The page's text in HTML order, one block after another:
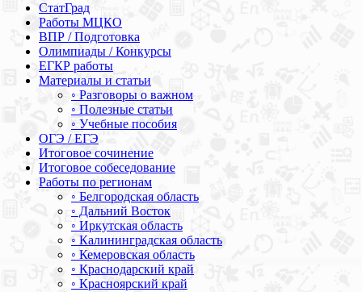
СтатГрад
Работы МЦКО
ВПР / Подготовка
Олимпиады / Конкурсы
ЕГКР работы
Материалы и статьи
◦ Разговоры о важном
◦ Полезные статьи
◦ Учебные пособия
ОГЭ / ЕГЭ
Итоговое сочинение
Итоговое собеседование
Работы по регионам
◦ Белгородская область
◦ Дальний Восток
◦ Иркутская область
◦ Калининградская область
◦ Кемеровская область
◦ Краснодарский край
◦ Красноярский край